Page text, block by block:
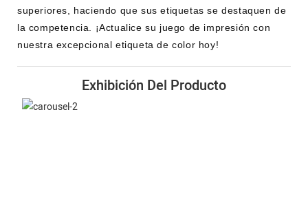
superiores, haciendo que sus etiquetas se destaquen de
la competencia. ¡Actualice su juego de impresión con
nuestra excepcional etiqueta de color hoy!
Exhibición Del Producto